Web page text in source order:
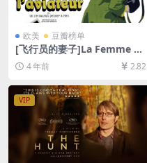
欧美 豆瓣榜单
[飞行员的妻子]La Femme de
l’aviateur (1981)[百度网盘
+迅雷云盘资源1080P超清未
删减][MP4/6GB][中文字幕]
4 年前 2.82
VIP